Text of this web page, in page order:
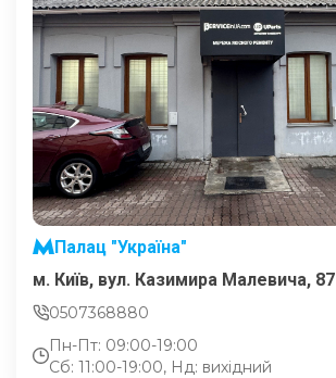
Палац "Україна"
м. Київ, вул. Казимира Малевича, 87
0507368880
Пн-Пт: 09:00-19:00
Сб: 11:00-19:00, Нд: вихідний